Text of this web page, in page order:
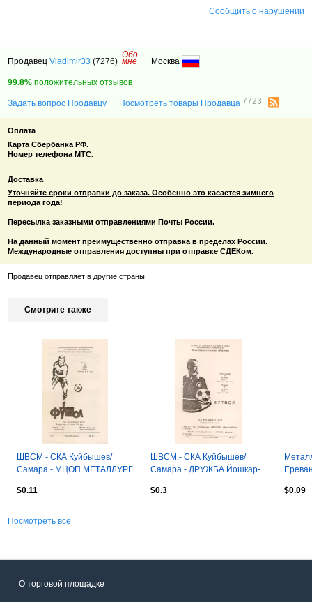
Сообщить о нарушении
ПродавецVladimir33 (7276)
Обо
мне Москва
99.8% положительных отзывов
Задать вопрос Продавцу Посмотреть товары Продавца 7723
Оплата
Карта Сбербанка РФ.
Номер телефона МТС.
Доставка
Уточняйте сроки отправки до заказа. Особенно это касается зимнего
периода года!
Пересылка заказными отправлениями Почты России.
На данный момент преимущественно отправка в пределах России.
Международные отправления доступны при отправке СДЕКом.
Продавец отправляет в другие страны
Смотрите также
ШВСМ - СКА Куйбышев/
Самара - МЦОП МЕТАЛЛУРГ
$0.11
ШВСМ - СКА Куйбышев/
Самара - ДРУЖБА Йошкар-
12.10.1989
$0.3 $0.09
Посмотреть все
О торговой площадке